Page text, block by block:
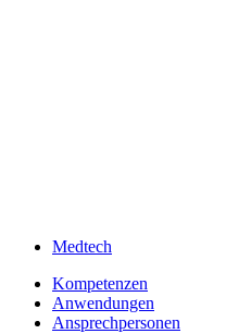
Medtech
Kompetenzen
Anwendungen
Ansprechpersonen